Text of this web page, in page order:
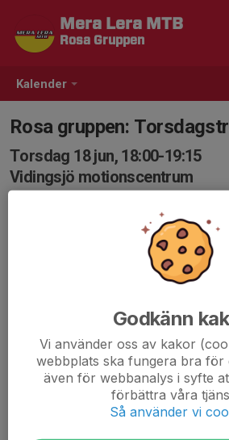
Kalender
Mera Lera MTB
Rosa Gruppen
Rosa gruppen:
Torsdag 18 jun, 18:00-19:15
Vidingsjö motionscentrum
Välkommen till dagens träning!
Vi samlas som vanligt under
Godkänn
Vi använder oss av kakor
webbplats ska fungera bra för
även för webbanalys i syfte
förbättra våra
Så använder vi